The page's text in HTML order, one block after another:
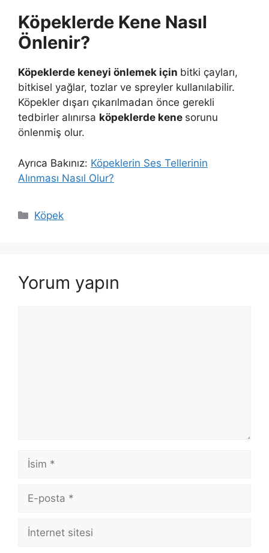
Köpeklerde Kene Nasıl
Önlenir?
Köpeklerde keneyi önlemek için bitki çayları,
bitkisel yağlar, tozlar ve spreyler kullanılabilir.
Köpekler dışarı çıkarılmadan önce gerekli
tedbirler alınırsa köpeklerde kene sorunu
önlenmiş olur.
Ayrıca Bakınız: Köpeklerin Ses Tellerinin
Alınması Nasıl Olur?
Kategoriler
Köpek
Yorum yapın
İsim
posta
İnternet
sitesi